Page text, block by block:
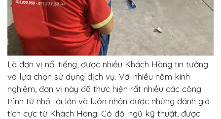
Là đơn vị nổi tiếng, được nhiều Khách Hàng tin tưởng
và lựa chọn sử dụng dịch vụ. Với nhiều năm kinh
nghiệm, đơn vị này đã thực hiện rất nhiều các công
trình từ nhỏ tới lớn và luôn nhận được những đánh giá
tích cực từ Khách Hàng. Có đội ngũ kỹ thuật, được